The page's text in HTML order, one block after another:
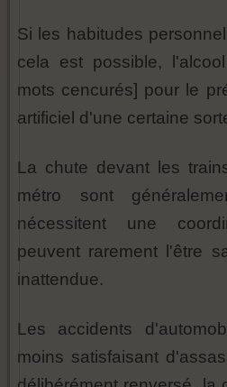
Si les habitudes
cela est possible,
mots cencurés] pour le
artificiel d'une certaine
La chute devant les
métro sont
nécessitent une
peuvent rarement l'être
inattendue.
Les accidents
moins satisfaisant